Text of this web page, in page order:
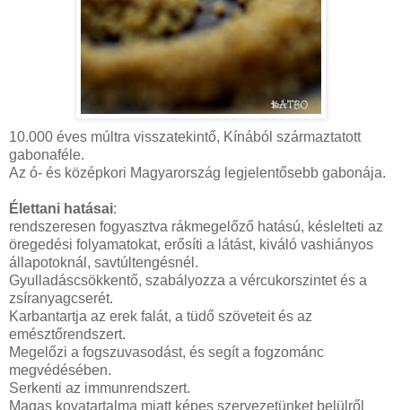
10.000 éves múltra visszatekintő, Kínából származtatott
gabonaféle.
Az ó- és középkori Magyarország legjelentősebb gabonája.
Élettani hatásai:
rendszeresen fogyasztva rákmegelőző hatású, késlelteti az
öregedési folyamatokat, erősíti a látást, kiváló vashiányos
állapotoknál, savtúltengésnél.
Gyulladáscsökkentő, szabályozza a vércukorszintet és a
zsíranyagcserét.
Karbantartja az erek falát, a tüdő szöveteit és az
emésztőrendszert.
Megelőzi a fogszuvasodást, és segít a fogzománc
megvédésében.
Serkenti az immunrendszert.
Magas kovatartalma miatt képes szervezetünket belülről